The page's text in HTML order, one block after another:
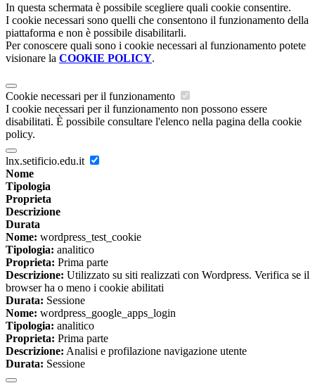
In questa schermata è possibile scegliere quali cookie consentire.
I cookie necessari sono quelli che consentono il funzionamento della
piattaforma e non è possibile disabilitarli.
Per conoscere quali sono i cookie necessari al funzionamento potete
visionare la COOKIE POLICY.
Cookie necessari per il funzionamento
I cookie necessari per il funzionamento non possono essere
disabilitati. È possibile consultare l'elenco nella pagina della cookie
policy.
lnx.setificio.edu.it
Nome
Tipologia
Proprieta
Descrizione
Durata
Nome: wordpress_test_cookie
Tipologia: analitico
Proprieta: Prima parte
Descrizione: Utilizzato su siti realizzati con Wordpress. Verifica se il
browser ha o meno i cookie abilitati
Durata: Sessione
Nome: wordpress_google_apps_login
Tipologia: analitico
Proprieta: Prima parte
Descrizione: Analisi e profilazione navigazione utente
Durata: Sessione